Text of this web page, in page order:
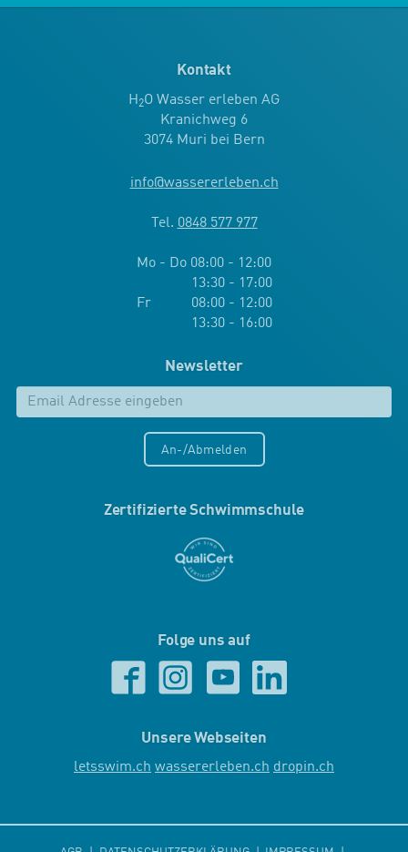
Kontakt
H2O Wasser erleben AG
Kranichweg 6
3074 Muri bei Bern
info@wassererleben.ch
Tel. 0848 577 977
Mo - Do 08:00 - 12:00
13:30 - 17:00
Fr 08:00 - 12:00
13:30 - 16:00
Newsletter
An-/Abmelden
Zertifizierte Schwimmschule
Folge uns auf
Unsere Webseiten
letsswim.ch wassererleben.ch dropin.ch